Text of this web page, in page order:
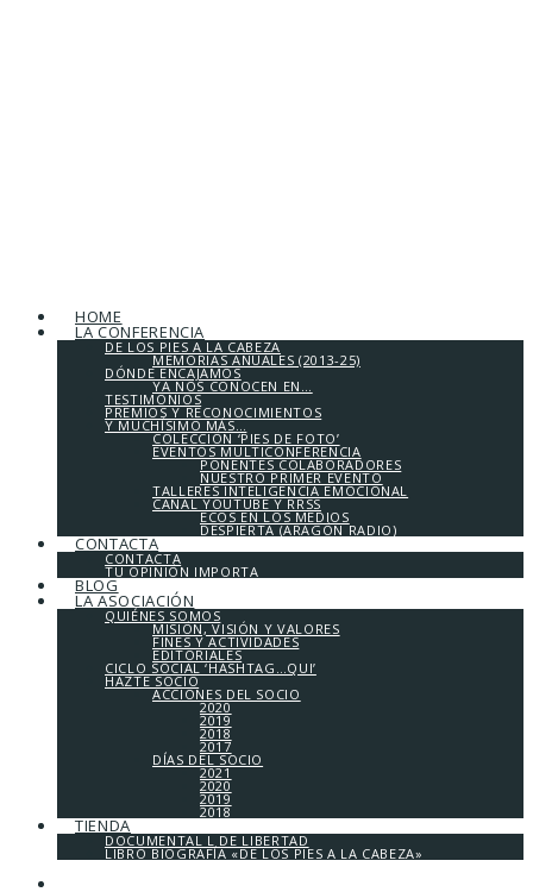
HOME
LA CONFERENCIA
DE LOS PIES A LA CABEZA
MEMORIAS ANUALES (2013-25)
DÓNDE ENCAJAMOS
YA NOS CONOCEN EN…
TESTIMONIOS
PREMIOS Y RECONOCIMIENTOS
Y MUCHÍSIMO MÁS…
COLECCIÓN ‘PIES DE FOTO’
EVENTOS MULTICONFERENCIA
PONENTES COLABORADORES
NUESTRO PRIMER EVENTO
TALLERES INTELIGENCIA EMOCIONAL
CANAL YOUTUBE Y RRSS
ECOS EN LOS MEDIOS
DESPIERTA (ARAGÓN RADIO)
CONTACTA
CONTACTA
TU OPINIÓN IMPORTA
BLOG
LA ASOCIACIÓN
QUIÉNES SOMOS
MISIÓN, VISIÓN Y VALORES
FINES Y ACTIVIDADES
EDITORIALES
CICLO SOCIAL ‘HASHTAG…QUI’
HAZTE SOCIO
ACCIONES DEL SOCIO
2020
2019
2018
2017
DÍAS DEL SOCIO
2021
2020
2019
2018
TIENDA
DOCUMENTAL L DE LIBERTAD
LIBRO BIOGRAFÍA «DE LOS PIES A LA CABEZA»